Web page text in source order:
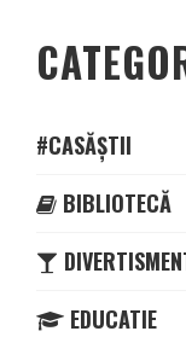
#CASĂȘTII
BIBLIOTECĂ
EDUCATIE